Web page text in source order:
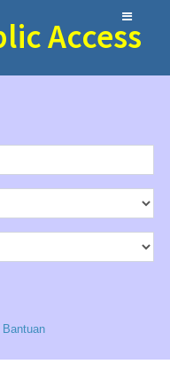
Access
Bantuan